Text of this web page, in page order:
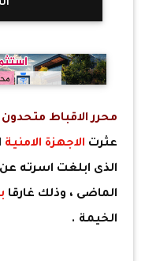
محرر الاقباط متحدون
عثرت الاجهزة الامنية
الذى ابلغت اسرته عن
الماضى ، وذلك غارقا
الخيمة .